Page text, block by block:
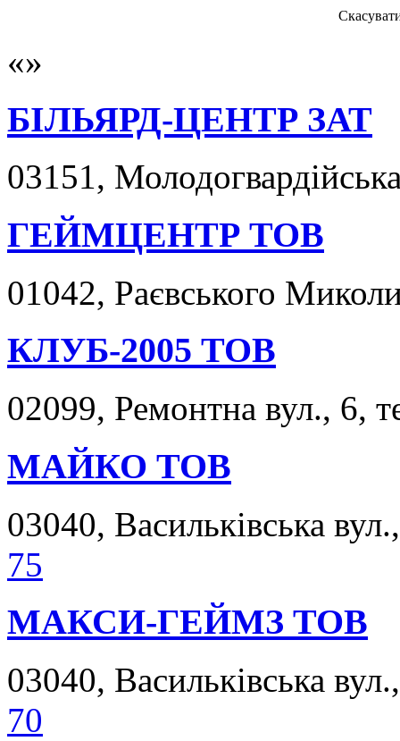
БІЛЬЯРД-ЦЕНТР ЗАТ
03151,
ГЕЙМЦЕНТР ТОВ
01042, Раєвського
КЛУБ-2005 ТОВ
02099, Ремонтна вул., 6,
МАЙКО ТОВ
03040, Васильківська
75
МАКСИ-ГЕЙМЗ ТОВ
03040, Васильківська
70